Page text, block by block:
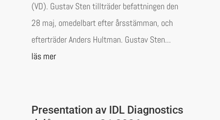
(VD). Gustav Sten tillträder befattningen den
28 maj, omedelbart efter årsstämman, och
efterträder Anders Hultman. Gustav Sten...
läs mer
Presentation av IDL Diagnostics